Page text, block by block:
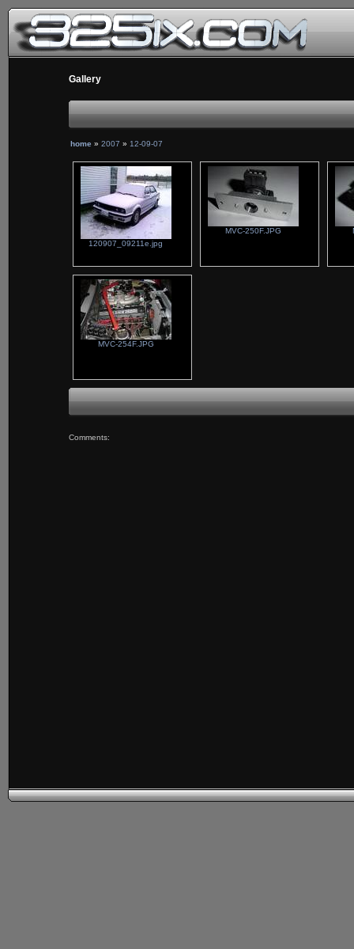
Gallery
home » 2007 » 12-09-07
120907_09211e.jpg
MVC-250F.JPG
MVC-254F.JPG
Comments: